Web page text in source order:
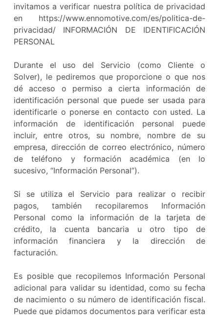
invitamos a verificar nuestra política de privacidad
en https://www.ennomotive.com/es/politica-de-
privacidad/ INFORMACIÓN DE IDENTIFICACIÓN
PERSONAL
Durante el uso del Servicio (como Cliente o
Solver), le pediremos que proporcione o que nos
dé acceso o permiso a cierta información de
identificación personal que puede ser usada para
identificarle o ponerse en contacto con usted. La
información de identificación personal puede
incluir, entre otros, su nombre, nombre de su
empresa, dirección de correo electrónico, número
de teléfono y formación académica (en lo
sucesivo, “Información Personal”).
Si se utiliza el Servicio para realizar o recibir
pagos, también recopilaremos Información
Personal como la información de la tarjeta de
crédito, la cuenta bancaria u otro tipo de
información financiera y la dirección de
facturación.
Es posible que recopilemos Información Personal
adicional para validar su identidad, como su fecha
de nacimiento o su número de identificación fiscal.
Puede que pidamos documentos para verificar esta